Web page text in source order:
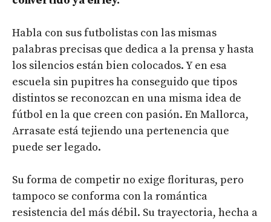
Habla con sus futbolistas con las mismas
palabras precisas que dedica a la prensa y hasta
los silencios están bien colocados. Y en esa
escuela sin pupitres ha conseguido que tipos
distintos se reconozcan en una misma idea de
fútbol en la que creen con pasión. En Mallorca,
Arrasate está tejiendo una pertenencia que
puede ser legado.
Su forma de competir no exige florituras, pero
tampoco se conforma con la romántica
resistencia del más débil. Su trayectoria, hecha a